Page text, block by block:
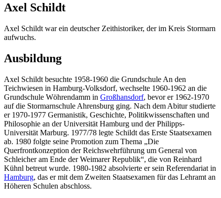
Axel Schildt
Axel Schildt war ein deutscher Zeithistoriker, der im Kreis Stormarn
aufwuchs.
Ausbildung
Axel Schildt besuchte 1958-1960 die Grundschule An den
Teichwiesen in Hamburg-Volksdorf, wechselte 1960-1962 an die
Grundschule Wöhrendamm in Großhansdorf, bevor er 1962-1970
auf die Stormarnschule Ahrensburg ging. Nach dem Abitur studierte
er 1970-1977 Germanistik, Geschichte, Politikwissenschaften und
Philosophie an der Universität Hamburg und der Philipps-
Universität Marburg. 1977/78 legte Schildt das Erste Staatsexamen
ab. 1980 folgte seine Promotion zum Thema „Die
Querfrontkonzeption der Reichswehrführung um General von
Schleicher am Ende der Weimarer Republik“, die von Reinhard
Kühnl betreut wurde. 1980-1982 absolvierte er sein Referendariat in
Hamburg, das er mit dem Zweiten Staatsexamen für das Lehramt an
Höheren Schulen abschloss.